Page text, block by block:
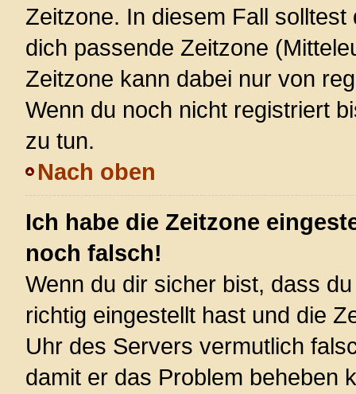
Zeitzone. In diesem Fall solltest
dich passende Zeitzone
Zeitzone kann dabei nur von
Wenn du noch nicht registriert
zu tun.
Nach oben
Ich habe die Zeitzone
noch falsch!
Wenn du dir sicher bist, dass
richtig eingestellt hast und die
Uhr des Servers vermutlich
damit er das Problem beheben